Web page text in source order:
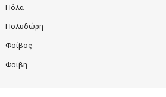
Πόλα
Πολυδώρη
Φοίβος
Φοίβη